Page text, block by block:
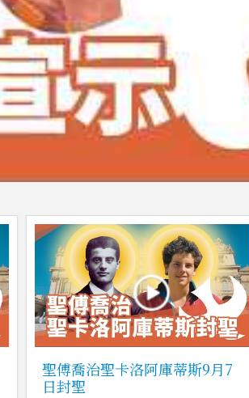
聖傅喬治聖卡洛阿庫蒂斯9月7
日封聖